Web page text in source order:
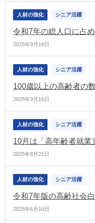
人材の強化 シニア活躍
2025年9月16日
人材の強化 シニア活躍
2025年9月16日
人材の強化 シニア活躍
2025年8月21日
人材の強化 シニア活躍
2025年6月10日